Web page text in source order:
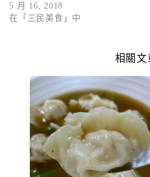
5 月 16, 2018
在「三民美食」中
相關文